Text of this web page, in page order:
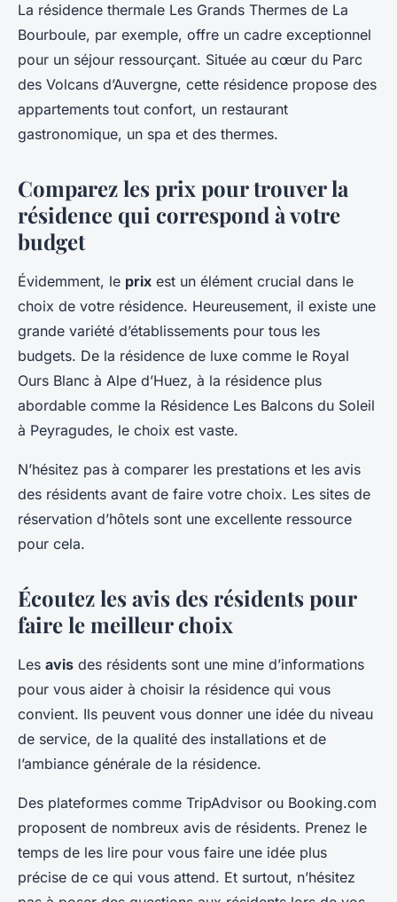
La résidence thermale Les Grands Thermes de La
Bourboule, par exemple, offre un cadre exceptionnel
pour un séjour ressourçant. Située au cœur du Parc
des Volcans d’Auvergne, cette résidence propose des
appartements tout confort, un restaurant
gastronomique, un spa et des thermes.
Comparez les prix pour trouver la
résidence qui correspond à votre
budget
Évidemment, le prix est un élément crucial dans le
choix de votre résidence. Heureusement, il existe une
grande variété d’établissements pour tous les
budgets. De la résidence de luxe comme le Royal
Ours Blanc à Alpe d’Huez, à la résidence plus
abordable comme la Résidence Les Balcons du Soleil
à Peyragudes, le choix est vaste.
N’hésitez pas à comparer les prestations et les avis
des résidents avant de faire votre choix. Les sites de
réservation d’hôtels sont une excellente ressource
pour cela.
Écoutez les avis des résidents pour
faire le meilleur choix
Les avis des résidents sont une mine d’informations
pour vous aider à choisir la résidence qui vous
convient. Ils peuvent vous donner une idée du niveau
de service, de la qualité des installations et de
l’ambiance générale de la résidence.
Des plateformes comme TripAdvisor ou Booking.com
proposent de nombreux avis de résidents. Prenez le
temps de les lire pour vous faire une idée plus
précise de ce qui vous attend. Et surtout, n’hésitez